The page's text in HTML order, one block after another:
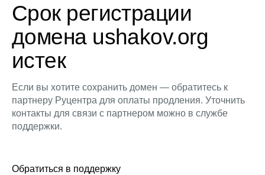
Срок регистрации
домена ushakov.org
истек
Если вы хотите сохранить домен — обратитесь к
партнеру Руцентра для оплаты продления. Уточнить
контакты для связи с партнером можно в службе
поддержки.
Обратиться в поддержку